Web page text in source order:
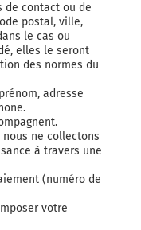
de contact ou de
postal, ville,
le cas ou
elles le seront
des normes du
adresse
ne collectons
à travers une
(numéro de
votre